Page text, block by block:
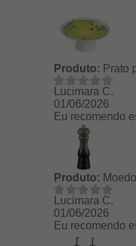
Produto: Prato
Lucimara C.
01/06/2026
Eu recomendo
Produto:
Lucimara C.
01/06/2026
Eu recomendo